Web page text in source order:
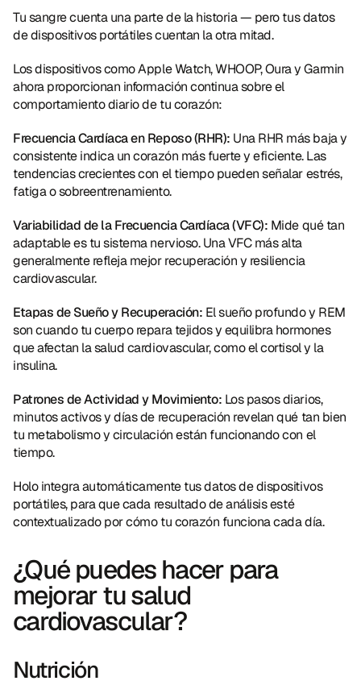
Tu sangre cuenta una parte de la historia — pero tus datos
de dispositivos portátiles cuentan la otra mitad.
Los dispositivos como Apple Watch, WHOOP, Oura y Garmin
ahora proporcionan información continua sobre el
comportamiento diario de tu corazón:
Frecuencia Cardíaca en Reposo (RHR): Una RHR más baja y
consistente indica un corazón más fuerte y eficiente. Las
tendencias crecientes con el tiempo pueden señalar estrés,
fatiga o sobreentrenamiento.
Variabilidad de la Frecuencia Cardíaca (VFC): Mide qué tan
adaptable es tu sistema nervioso. Una VFC más alta
generalmente refleja mejor recuperación y resiliencia
cardiovascular.
Etapas de Sueño y Recuperación: El sueño profundo y REM
son cuando tu cuerpo repara tejidos y equilibra hormones
que afectan la salud cardiovascular, como el cortisol y la
insulina.
Patrones de Actividad y Movimiento: Los pasos diarios,
minutos activos y días de recuperación revelan qué tan bien
tu metabolismo y circulación están funcionando con el
tiempo.
Holo integra automáticamente tus datos de dispositivos
portátiles, para que cada resultado de análisis esté
contextualizado por cómo tu corazón funciona cada día.
¿Qué puedes hacer para
mejorar tu salud
cardiovascular?
Nutrición